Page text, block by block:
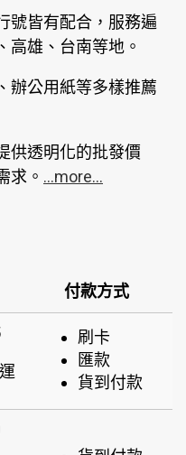
號皆有配合，服務遍
高雄、台南等地。
辦公用紙等多樣推薦
供透明化的批發價
求。 ...more...
付款方式
刷卡
匯款
貨到付款